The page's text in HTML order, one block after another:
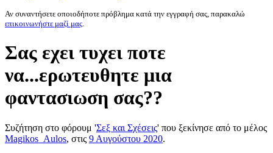
Αν συναντήσετε οποιοδήποτε πρόβλημα κατά την εγγραφή σας, παρακαλώ
επικοινωνήστε μαζί μας.
Σας εχει τυχει ποτε
να...ερωτευθητε μια
φαντασιωση σας??
Συζήτηση στο φόρουμ 'Σεξ και Σχέσεις' που ξεκίνησε από το μέλος
Magikos_Aulos, στις 9 Αυγούστου 2020.